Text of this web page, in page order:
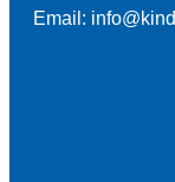
Email: